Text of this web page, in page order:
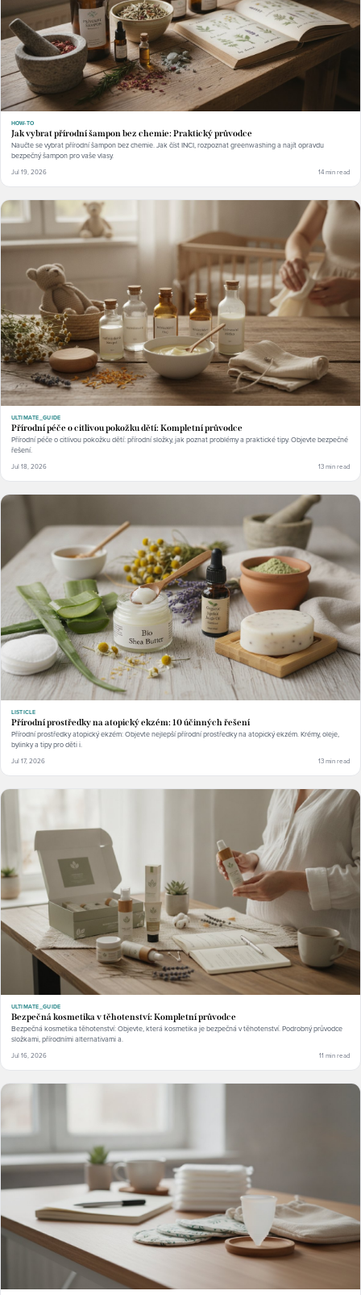
HOW-TO
Jak vybrat přírodní šampon bez chemie: Praktický průvodce
Naučte se vybrat přírodní šampon bez chemie. Jak číst INCI, rozpoznat greenwashing a najít opravdu
bezpečný šampon pro vaše vlasy.
Jul 19, 2026 14 min read
ULTIMATE_GUIDE
Přírodní péče o citlivou pokožku dětí: Kompletní průvodce
Přírodní péče o citlivou pokožku dětí: přírodní složky, jak poznat problémy a praktické tipy. Objevte bezpečné
řešení.
Jul 18, 2026 13 min read
LISTICLE
Přírodní prostředky na atopický ekzém: 10 účinných řešení
Přírodní prostředky atopický ekzém: Objevte nejlepší přírodní prostředky na atopický ekzém. Krémy, oleje,
bylinky a tipy pro děti i.
Jul 17, 2026 13 min read
ULTIMATE_GUIDE
Bezpečná kosmetika v těhotenství: Kompletní průvodce
Bezpečná kosmetika těhotenství: Objevte, která kosmetika je bezpečná v těhotenství. Podrobný průvodce
složkami, přírodními alternativami a.
Jul 16, 2026 11 min read